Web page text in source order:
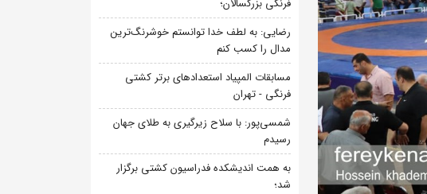
فرنگی بزرگسالان؛
رضایی: به لطف خدا توانستم خوشرنگ‌ترین
مدال را کسب کنم
مسابقات المپیاد استعدادهای برتر کشتی
فرنگی - تهران
شمسی‌پور: با سلاح زیرگیری به طلای جهان
رسیدم
به همت اندیشکده فدراسیون کشتی برگزار
شد؛